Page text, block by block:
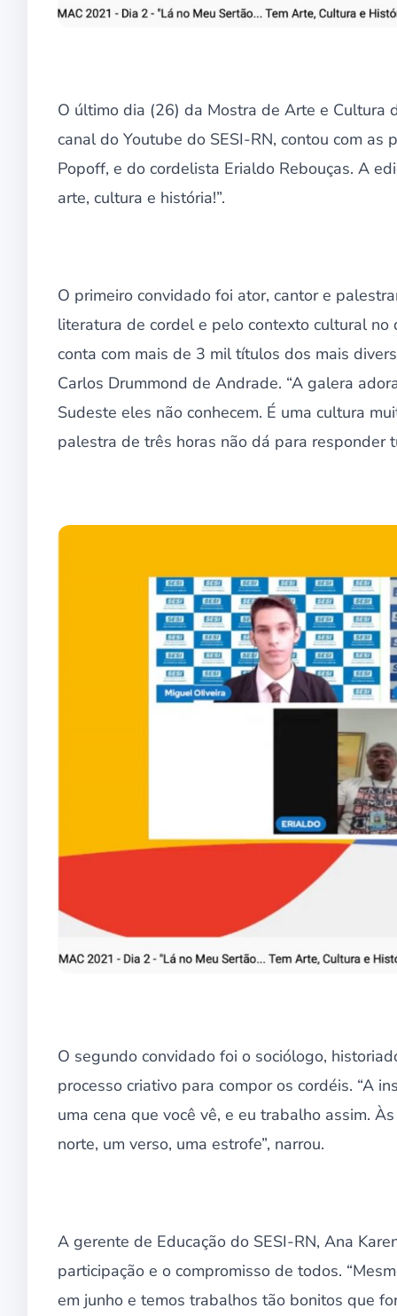
O último dia (26) da Mostra de Arte e Cultura
canal do Youtube do SESI-RN, contou com
Popoff, e do cordelista Erialdo Rebouças. A
arte, cultura e história!”.
O primeiro convidado foi ator, cantor e
literatura de cordel e pelo contexto cultural
conta com mais de 3 mil títulos dos mais
Carlos Drummond de Andrade. “A galera
Sudeste eles não conhecem. É uma cultura
palestra de três horas não dá para responder
O segundo convidado foi o sociólogo,
processo criativo para compor os cordéis. “A
uma cena que você vê, e eu trabalho assim.
norte, um verso, uma estrofe”, narrou.
A gerente de Educação do SESI-RN, Ana
participação e o compromisso de todos.
em junho e temos trabalhos tão bonitos que